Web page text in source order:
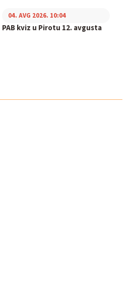
PAB kviz u Pirotu 12. avgusta
04. AVG 2026. 10:04